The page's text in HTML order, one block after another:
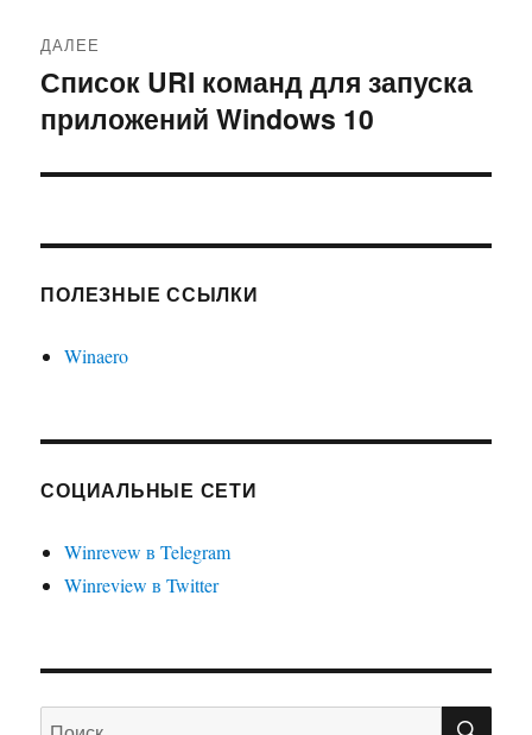
ДАЛЕЕ
Следующая
запись:
Список URI команд для запуска
приложений Windows 10
ПОЛЕЗНЫЕ ССЫЛКИ
Winaero
СОЦИАЛЬНЫЕ СЕТИ
Winrevew в Telegram
Winreview в Twitter
Искать: